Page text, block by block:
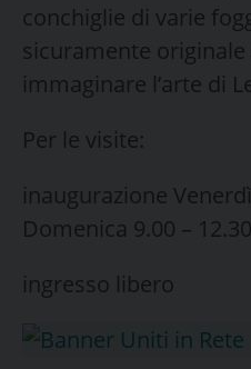
conchiglie di varie
sicuramente
immaginare l’arte di
Per le visite:
inaugurazione
Domenica 9.00 –
ingresso libero